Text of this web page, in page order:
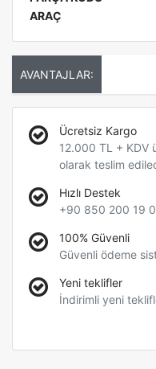
ARAÇ
AVANTAJLAR:
Ücretsiz Kargo
12.000 TL + KDV
olarak teslim
Hızlı Destek
+90 850 200 19
100% Güvenli
Güvenli ödeme
Yeni teklifler
İndirimli yeni